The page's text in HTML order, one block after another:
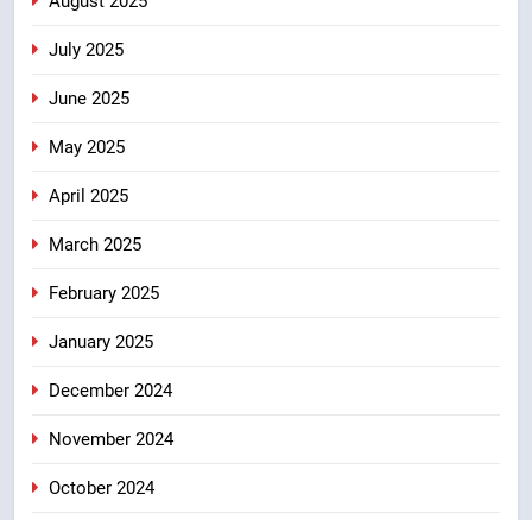
July 2025
June 2025
May 2025
April 2025
March 2025
February 2025
January 2025
December 2024
November 2024
October 2024